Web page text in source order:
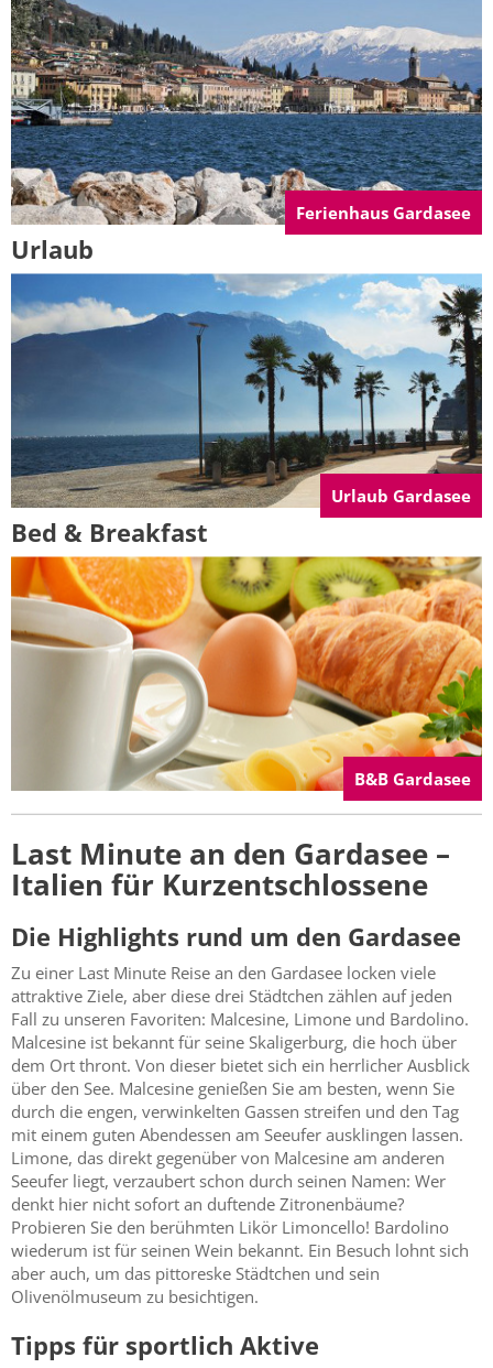
Ferienhaus Gardasee
Urlaub
Urlaub Gardasee
Bed & Breakfast
B&B Gardasee
Last Minute an den Gardasee –
Italien für Kurzentschlossene
Die Highlights rund um den Gardasee
Zu einer Last Minute Reise an den Gardasee locken viele
attraktive Ziele, aber diese drei Städtchen zählen auf jeden
Fall zu unseren Favoriten: Malcesine, Limone und Bardolino.
Malcesine ist bekannt für seine Skaligerburg, die hoch über
dem Ort thront. Von dieser bietet sich ein herrlicher Ausblick
über den See. Malcesine genießen Sie am besten, wenn Sie
durch die engen, verwinkelten Gassen streifen und den Tag
mit einem guten Abendessen am Seeufer ausklingen lassen.
Limone, das direkt gegenüber von Malcesine am anderen
Seeufer liegt, verzaubert schon durch seinen Namen: Wer
denkt hier nicht sofort an duftende Zitronenbäume?
Probieren Sie den berühmten Likör Limoncello! Bardolino
wiederum ist für seinen Wein bekannt. Ein Besuch lohnt sich
aber auch, um das pittoreske Städtchen und sein
Olivenölmuseum zu besichtigen.
Tipps für sportlich Aktive